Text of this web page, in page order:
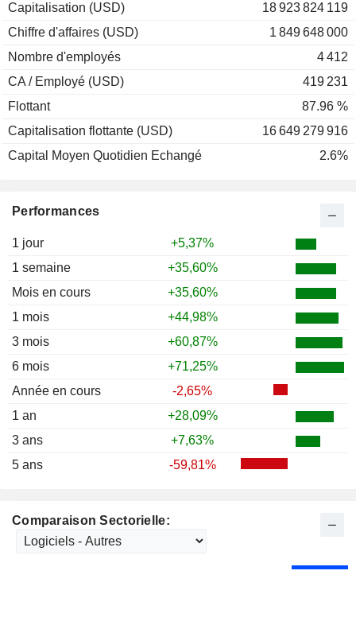
Performances
1 jour
+5,37%
1 semaine
+35,60%
Mois en cours
+35,60%
1 mois
+44,98%
3 mois
+60,87%
6 mois
+71,25%
Année en cours
-2,65%
1 an
+28,09%
3 ans
+7,63%
5 ans
-59,81%
Capitalisation (USD)
18 923 824 119
Chiffre d'affaires (USD)
1 849 648 000
Nombre d'employés
4 412
CA / Employé (USD)
419 231
Flottant
87.96 %
Capitalisation flottante (USD)
16 649 279 916
Capital Moyen Quotidien Echangé
2.6%
Comparaison Sectorielle: